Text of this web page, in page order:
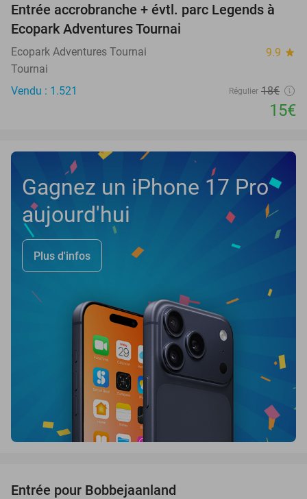
17%
Entrée accrobranche + évtl. parc Legends à
Ecopark Adventures Tournai
Ecopark Adventures Tournai 9.9 star
Tournai
Vendu : 1.521
Régulier 18€
15€
Gagnez un iPhone 17 Pro
aujourd'hui
Plus d'infos
Entrée pour Bobbejaanland